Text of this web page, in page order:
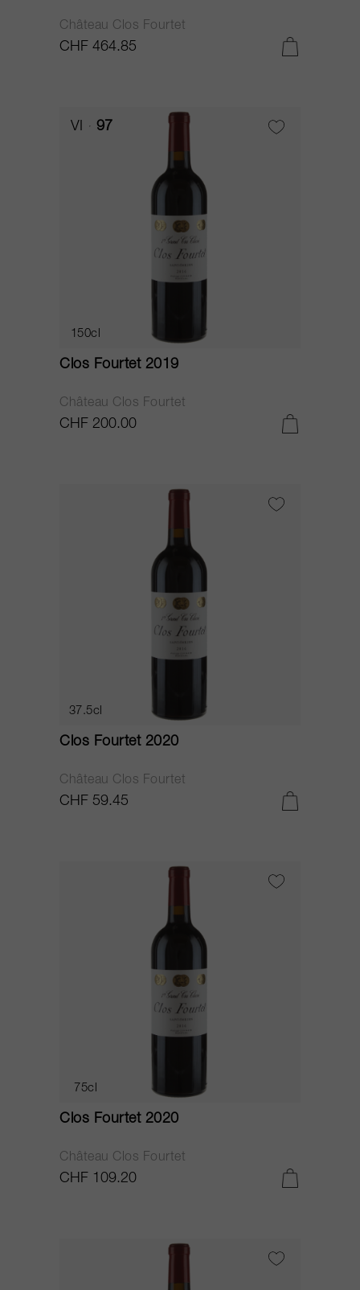
Château Clos Fourtet
CHF 464.85
VI 97
150cl
Clos Fourtet 2019
Château Clos Fourtet
CHF 200.00
37.5cl
Clos Fourtet 2020
Château Clos Fourtet
CHF 59.45
75cl
Clos Fourtet 2020
Château Clos Fourtet
CHF 109.20